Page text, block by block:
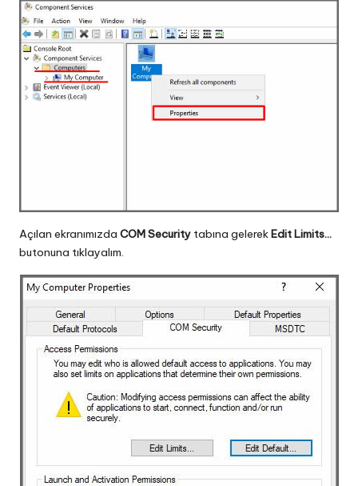
Açılan ekranımızda COM Security tabına gelerekEdit Limits…
butonuna tıklayalım.